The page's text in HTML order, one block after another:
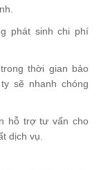
phát sinh chi phí
trong thời gian bảo
sẽ nhanh chóng
hỗ trợ tư vấn cho
dịch vụ.